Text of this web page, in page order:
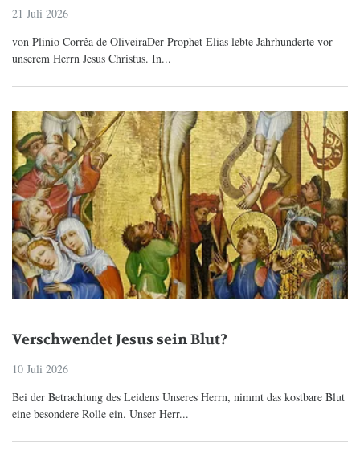
21 Juli 2026
von Plinio Corrêa de OliveiraDer Prophet Elias lebte Jahrhunderte vor
unserem Herrn Jesus Christus. In...
Verschwendet Jesus sein Blut?
10 Juli 2026
Bei der Betrachtung des Leidens Unseres Herrn, nimmt das kostbare Blut
eine besondere Rolle ein. Unser Herr...